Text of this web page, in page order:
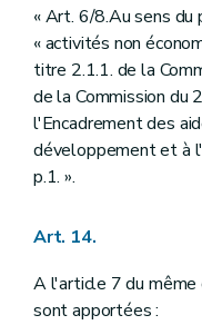
« Art. 6/8.Au sens
« activités non
titre 2.1.1. de la
de la Commission du
l'Encadrement des
développement et à
p.1. ».
Art. 14.
A l'article 7 du même
sont apportées :